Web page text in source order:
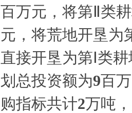
百万元，将第Ⅱ类
元，将荒地开垦为
直接开垦为第Ⅰ类
划总投资额为9百
购指标共计2万吨